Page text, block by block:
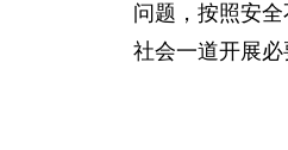
问题，按照安
社会一道开展必